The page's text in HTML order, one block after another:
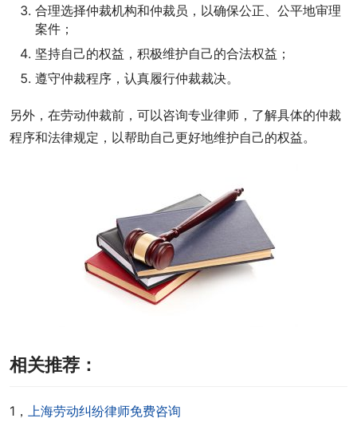
合理选择仲裁机构和仲裁员，以确保公正、公平地审理
案件；
坚持自己的权益，积极维护自己的合法权益；
遵守仲裁程序，认真履行仲裁裁决。
另外，在劳动仲裁前，可以咨询专业律师，了解具体的仲裁
程序和法律规定，以帮助自己更好地维护自己的权益。
相关推荐：
1， 上海劳动纠纷律师免费咨询